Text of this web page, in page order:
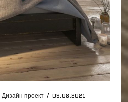
Дизайн проект / 09.08.2021